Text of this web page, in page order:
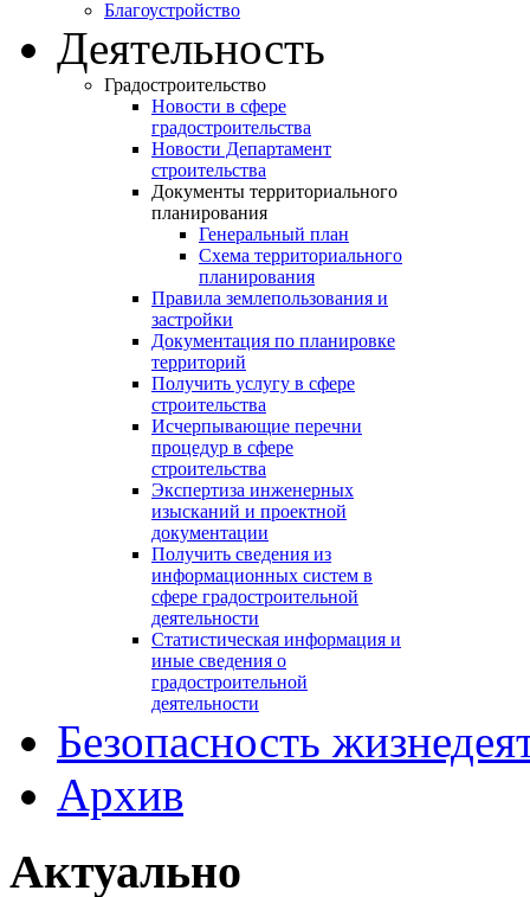
Благоустройство
Деятельность
Градостроительство
Новости в сфере
градостроительства
Новости Департамент
строительства
Документы территориального
планирования
Генеральный план
Схема территориального
планирования
Правила землепользования и
застройки
Документация по планировке
территорий
Получить услугу в сфере
строительства
Исчерпывающие перечни
процедур в сфере
строительства
Экспертиза инженерных
изысканий и проектной
документации
Получить сведения из
информационных систем в
сфере градостроительной
деятельности
Статистическая информация и
иные сведения о
градостроительной
деятельности
Безопасность
Архив
Актуально